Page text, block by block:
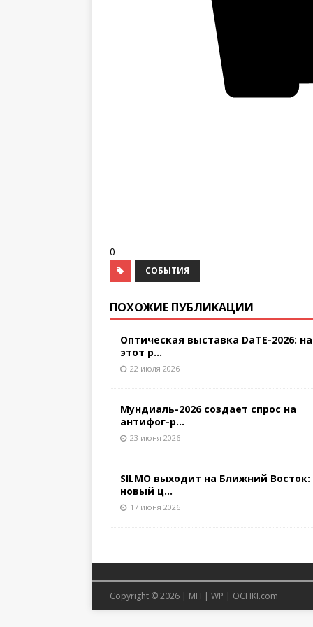
0
СОБЫТИЯ
ПОХОЖИЕ ПУБЛИКАЦИИ
Оптическая выставка DaTE-2026: на
этот р...
22 июля 2026
Мундиаль-2026 создает спрос на
антифог-р...
23 июня 2026
SILMO выходит на Ближний Восток:
новый ц...
17 июня 2026
Copyright © 2026 | MH | WP | OCHKI.com